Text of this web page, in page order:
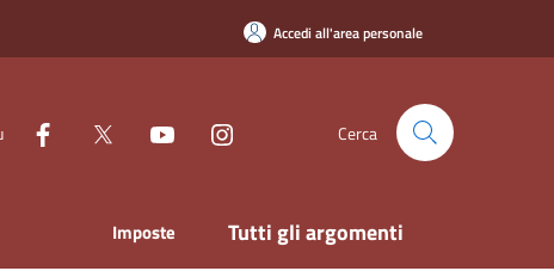
Accedi all'area personale
Cerca
Imposte Tutti gli argomenti